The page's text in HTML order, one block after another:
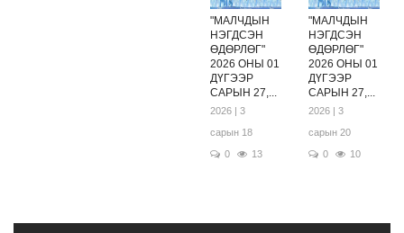
"МАЛЧДЫН
НЭГДСЭН
ӨДӨРЛӨГ"
2026 ОНЫ 01
ДҮГЭЭР
САРЫН 27,...
2026 | 3
сарын 18
0
13
"МАЛЧДЫН
НЭГДСЭН
ӨДӨРЛӨГ"
2026 ОНЫ 01
ДҮГЭЭР
САРЫН 27,...
2026 | 3
сарын 20
0
10